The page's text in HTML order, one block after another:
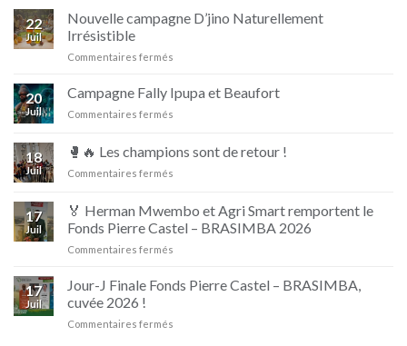
22
Juil
Nouvelle campagne D’jino Naturellement
Irrésistible
Commentaires fermés
campagne
D’jino
20
Juil
Campagne Fally Ipupa et Beaufort
Commentaires fermés
Ipupa
18
Juil
🥊🔥 Les champions sont de retour !
Commentaires fermés
Les
champions
retour
17
Juil
🏅 Herman Mwembo et Agri Smart remportent le
Fonds Pierre Castel – BRASIMBA 2026
Commentaires fermés
Herman
17
Juil
Jour-J Finale Fonds Pierre Castel – BRASIMBA,
cuvée 2026 !
Commentaires fermés